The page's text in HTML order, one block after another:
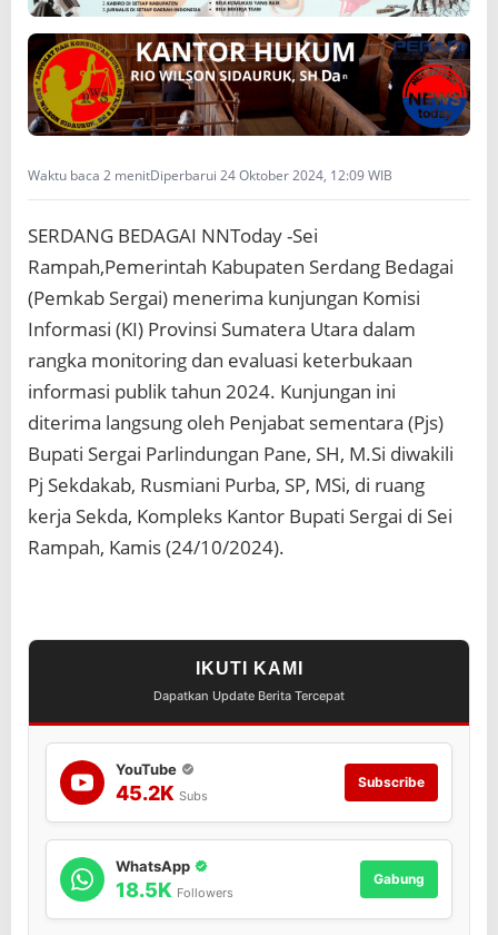
I
P
T
a
h
u
4
o
m
s
i
n
f
o
r
m
s
i
Waktu baca 2 menitDiperbarui 24 Oktober 2024, 12:09 WIB
SERDANG BEDAGAI NNToday -Sei
Rampah,Pemerintah Kabupaten Serdang Bedagai
(Pemkab Sergai) menerima kunjungan Komisi
Informasi (KI) Provinsi Sumatera Utara dalam
rangka monitoring dan evaluasi keterbukaan
informasi publik tahun 2024. Kunjungan ini
diterima langsung oleh Penjabat sementara (Pjs)
Bupati Sergai Parlindungan Pane, SH, M.Si diwakili
Pj Sekdakab, Rusmiani Purba, SP, MSi, di ruang
kerja Sekda, Kompleks Kantor Bupati Sergai di Sei
Rampah, Kamis (24/10/2024).
IKUTI KAMI
Dapatkan Update Berita Tercepat
YouTube
45.2K Subs
Subscribe
WhatsApp
18.5K Followers
Gabung